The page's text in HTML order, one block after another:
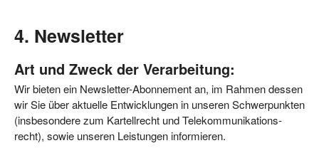
4. Newsletter
Art und Zweck der Verarbeitung:
Wir bie­ten ein News­let­ter-Abon­ne­ment an, im Rah­men des­sen
wir Sie über aktu­el­le Ent­wick­lun­gen in unse­ren Schwer­punk­ten
(ins­be­son­de­re zum Kar­tell­recht und Tele­kom­mu­ni­ka­ti­ons­
recht), sowie unse­ren Leis­tun­gen informieren.